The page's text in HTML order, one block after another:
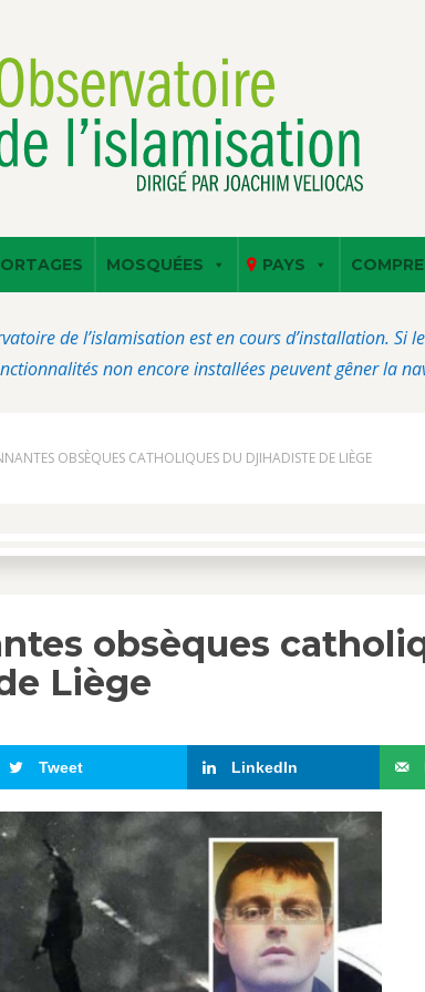
MOSQUÉES PAYS
de l’islamisation est en cours d’installation.
non encore installées peuvent gêner la
OBSÈQUES CATHOLIQUES DU DJIHADISTE DE LIÈGE
obsèques
Liège
Tweet LinkedIn